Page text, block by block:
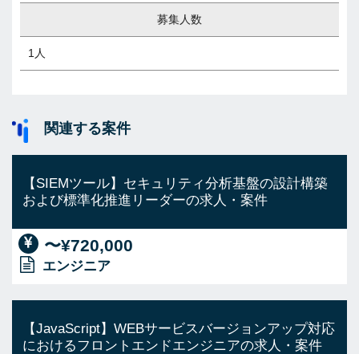
募集人数
1人
関連する案件
【SIEMツール】セキュリティ分析基盤の設計構築
および標準化推進リーダーの求人・案件
〜¥720,000
エンジニア
【JavaScript】WEBサービスバージョンアップ対応
におけるフロントエンドエンジニアの求人・案件